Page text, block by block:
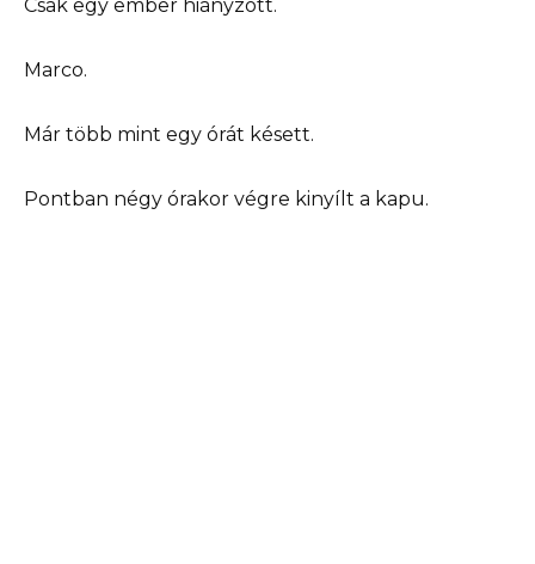
Csak egy ember hiányzott.
Marco.
Már több mint egy órát késett.
Pontban négy órakor végre kinyílt a kapu.